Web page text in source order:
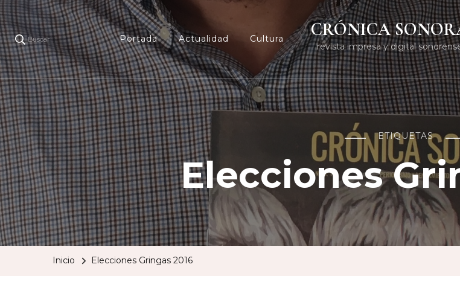
Buscar Portada Actualidad Cultura CRÓNICA
revista impresa y digital
ETIQUETAS
Elecciones
Inicio Elecciones Gringas 2016